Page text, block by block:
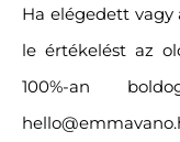
Ha elégedett vagy
le értékelést az
100%-an